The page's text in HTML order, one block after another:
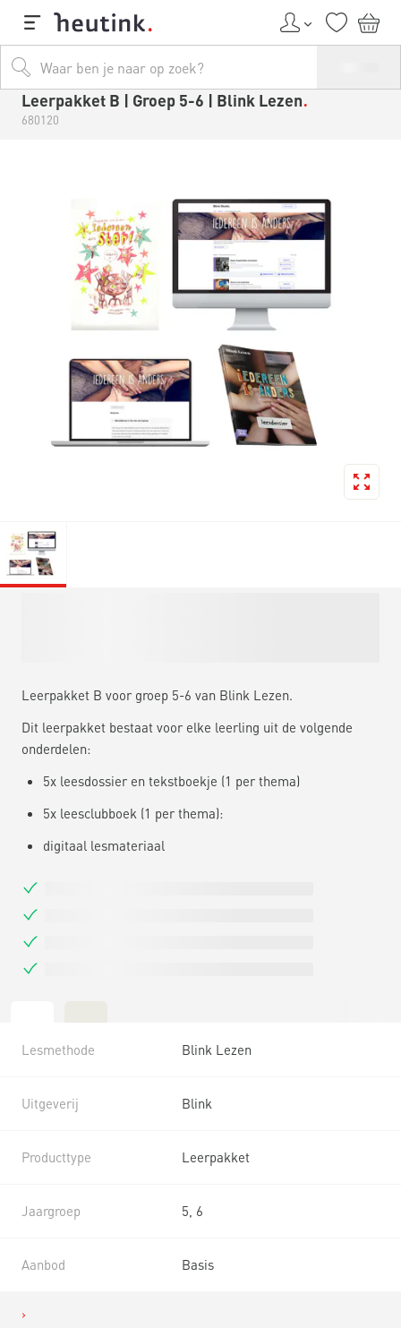
Leerpakket B | Groep 5-6 | Blink Lezen
680120
Leerpakket B voor groep 5-6 van Blink Lezen.
Dit leerpakket bestaat voor elke leerling uit de volgende
onderdelen:
5x leesdossier en tekstboekje (1 per thema)
5x leesclubboek (1 per thema):
digitaal lesmateriaal
Lesmethode Blink Lezen
Uitgeverij Blink
Producttype Leerpakket
Jaargroep 5, 6
Aanbod Basis